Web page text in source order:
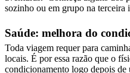
sozinho ou em grupo na terceira
Saúde: melhora do
Toda viagem requer para
locais. É por essa razão que o
condicionamento logo depois